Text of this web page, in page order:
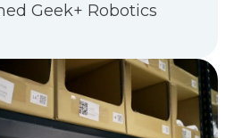
Geek+ Robotics